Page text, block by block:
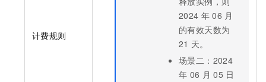
计费规则
2024 年 06 月
的有效天数为
21 天。
场景二：2024
年 06 月 05 日